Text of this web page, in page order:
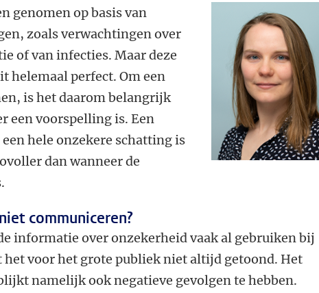
genomen op basis van
zoals verwachtingen over
of van infecties. Maar deze
helemaal perfect. Om een
is het daarom belangrijk
een voorspelling is. Een
hele onzekere schatting is
dan wanneer de
communiceren?
informatie over onzekerheid vaak al gebruiken bij
voor het grote publiek niet altijd getoond. Het
namelijk ook negatieve gevolgen te hebben.